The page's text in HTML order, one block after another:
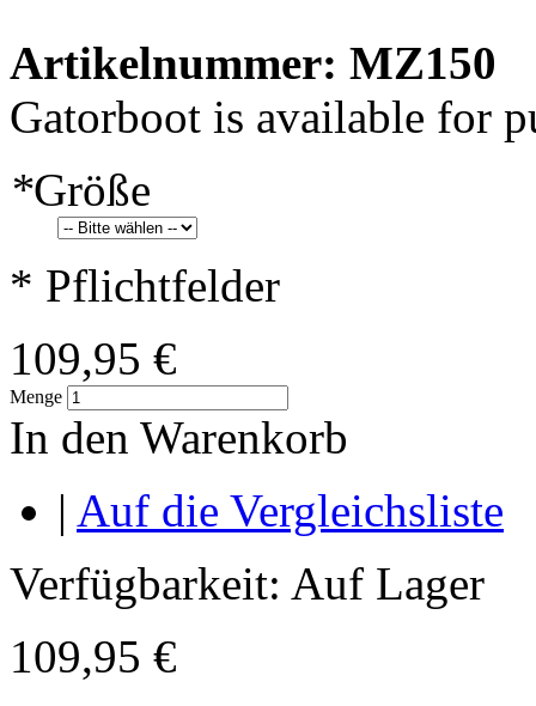
Artikelnummer: MZ150
Gatorboot is available for
*Größe
* Pflichtfelder
109,95 €
Menge
In den Warenkorb
| Auf die Vergleichsliste
Verfügbarkeit: Auf Lager
109,95 €